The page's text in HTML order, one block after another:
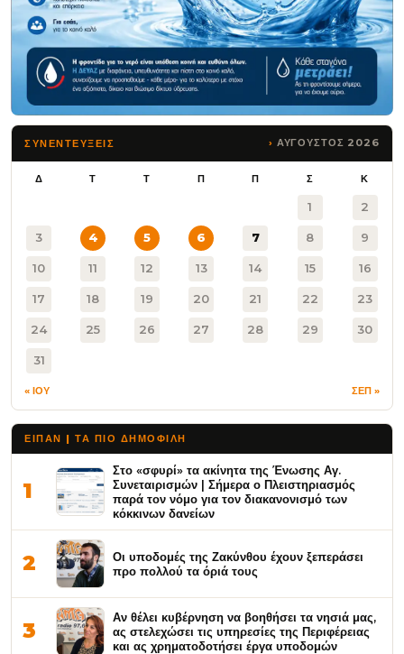
ΣΥΝΕΝΤΕΥΞΕΙΣ ΑΥΓΟΥΣΤΟΣ 2026
Δ Τ Τ Π Π Σ Κ
1 2
3 4 5 6 7 8 9
10 11 12 13 14 15 16
17 18 19 20 21 22 23
24 25 26 27 28 29 30
31
« ΙΟΥ ΣΕΠ »
ΕΙΠΑΝ | ΤΑ ΠΙΟ ΔΗΜΟΦΙΛΉ
1
Στο «σφυρί» τα ακίνητα της Ένωσης Αγ.
Συνεταιρισμών | Σήμερα ο Πλειστηριασμός
παρά τον νόμο για τον διακανονισμό των
κόκκινων δανείων
2
Οι υποδομές της Ζακύνθου έχουν ξεπεράσει
προ πολλού τα όριά τους
3
Αν θέλει κυβέρνηση να βοηθήσει τα νησιά μας,
ας στελεχώσει τις υπηρεσίες της Περιφέρειας
και ας χρηματοδοτήσει έργα υποδομών